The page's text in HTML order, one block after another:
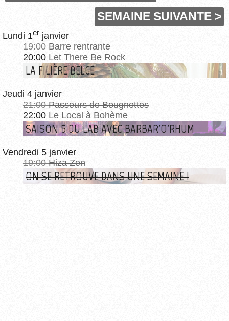
SEMAINE SUIVANTE >
Lundi 1er janvier
19:00 Barre rentrante
20:00 Let There Be Rock
LA FILIÈRE BELGE
Jeudi 4 janvier
21:00 Passeurs de Bougnettes
22:00 Le Local à Bohème
SAISON 5 DU LAB AVEC BARBAR'O'RHUM
Vendredi 5 janvier
19:00 Hiza Zen
ON SE RETROUVE DANS UNE SEMAINE !